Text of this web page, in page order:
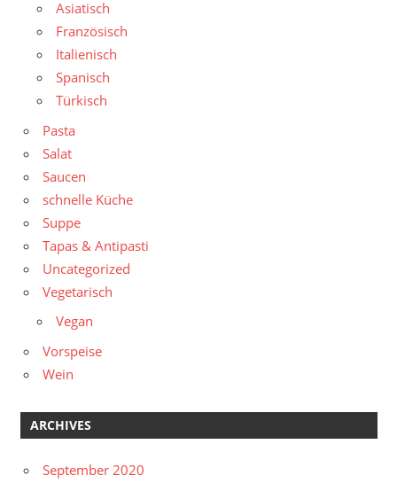
Asiatisch
Französisch
Italienisch
Spanisch
Türkisch
Pasta
Salat
Saucen
schnelle Küche
Suppe
Tapas & Antipasti
Uncategorized
Vegetarisch
Vegan
Vorspeise
Wein
ARCHIVES
September 2020